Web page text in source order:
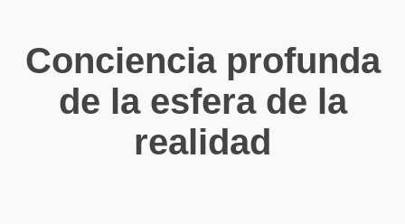
Conciencia profunda
de la esfera de la
realidad